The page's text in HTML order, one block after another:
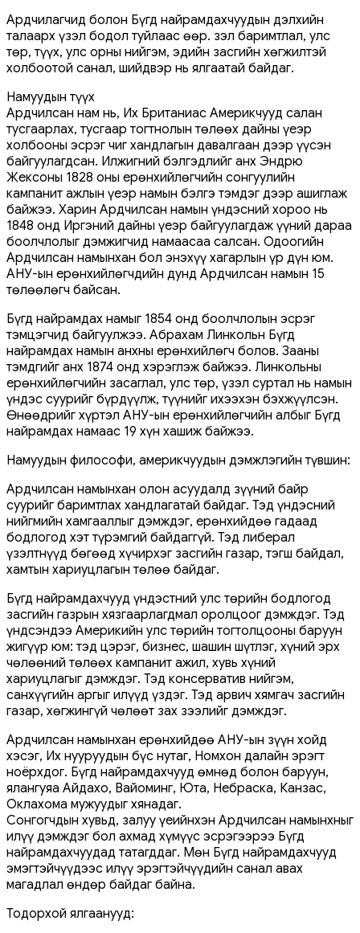
Ардчилагчид болон Бүгд найрамдахчуудын дэлхийн
талаарх үзэл бодол туйлаас өөр. Үзэл баримтлал, улс
төр, түүх, улс орны нийгэм, эдийн засгийн хөгжилтэй
холбоотой санал, шийдвэр нь ялгаатай байдаг.
Намуудын түүх
Ардчилсан нам нь, Их Британиас Америкчууд салан
тусгаарлах, тусгаар тогтнолын төлөөх дайны үеэр
холбооны эсрэг чиг хандлагын давалгаан дээр үүсэн
байгуулагдсан. Илжигний бэлгэдлийг анх Эндрю
Жексоны 1828 оны ерөнхийлөгчийн сонгуулийн
кампанит ажлын үеэр намын бэлгэ тэмдэг дээр ашиглаж
байжээ. Харин Ардчилсан намын үндэсний хороо нь
1848 онд Иргэний дайны үеэр байгуулагдаж үүний дараа
боолчлолыг дэмжигчид намаасаа салсан. Одоогийн
Ардчилсан намынхан бол энэхүү хагарлын үр дүн юм.
АНУ-ын ерөнхийлөгчдийн дунд Ардчилсан намын 15
төлөөлөгч байсан.
Бүгд найрамдах намыг 1854 онд боолчлолын эсрэг
тэмцэгчид байгуулжээ. Абрахам Линкольн Бүгд
найрамдах намын анхны ерөнхийлөгч болов. Зааны
тэмдгийг анх 1874 онд хэрэглэж байжээ. Линкольны
ерөнхийлөгчийн засаглал, улс төр, үзэл суртал нь намын
үндэс суурийг бүрдүүлж, түүнийг ихээхэн бэхжүүлсэн.
Өнөөдрийг хүртэл АНУ-ын ерөнхийлөгчийн албыг Бүгд
найрамдах намаас 19 хүн хашиж байжээ.
Намуудын философи, америкчуудын дэмжлэгийн түвшин:
Ардчилсан намынхан олон асуудалд зүүний байр
суурийг баримтлах хандлагатай байдаг. Тэд үндэсний
нийгмийн хамгааллыг дэмждэг, ерөнхийдөө гадаад
бодлогод хэт түрэмгий байдаггүй. Тэд либерал
үзэлтнүүд бөгөөд хүчирхэг засгийн газар, тэгш байдал,
хамтын хариуцлагын төлөө байдаг.
Бүгд найрамдахчууд үндэстний улс төрийн бодлогод
засгийн газрын хязгаарлагдмал оролцоог дэмждэг. Тэд
үндсэндээ Америкийн улс төрийн тогтолцооны баруун
жигүүр юм: тэд цэрэг, бизнес, шашин шүтлэг, хүний ​​эрх
чөлөөний төлөөх кампанит ажил, хувь хүний
хариуцлагыг дэмждэг. Тэд консерватив нийгэм,
санхүүгийн аргыг илүүд үздэг. Тэд арвич хямгач засгийн
газар, хөгжингүй чөлөөт зах зээлийг дэмждэг.
Ардчилсан намынхан ерөнхийдөө АНУ-ын зүүн хойд
хэсэг, Их нууруудын бүс нутаг, Номхон далайн эрэгт
ноёрхдог. Бүгд найрамдахчууд өмнөд болон баруун,
ялангуяа Айдахо, Вайоминг, Юта, Небраска, Канзас,
Оклахома мужуудыг хянадаг.
Сонгогчдын хувьд, залуу үеийнхэн Ардчилсан намынхныг
илүү дэмждэг бол ахмад хүмүүс эсрэгээрээ Бүгд
найрамдахчуудад татагддаг. Мөн Бүгд найрамдахчууд
эмэгтэйчүүдээс илүү эрэгтэйчүүдийн санал авах
магадлал өндөр байдаг байна.
Тодорхой ялгаанууд: